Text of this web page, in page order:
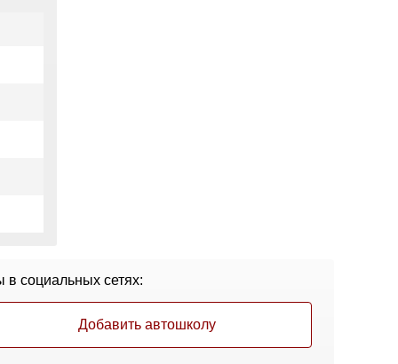
в социальных сетях:
Добавить автошколу